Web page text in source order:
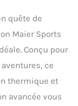
quête de
Maier Sports
Conçu pour
ce
thermique et
avancée vous